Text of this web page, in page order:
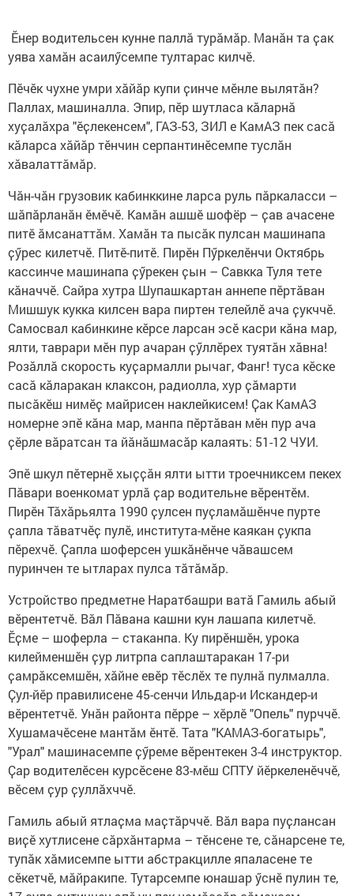
Ӗнер водительсен кунне паллӑ турӑмӑр. Манӑн та ҫак
уява хамӑн асаилӳсемпе тултарас килчӗ.
Пӗчӗк чухне умри хӑйӑр купи ҫинче мӗнле вылятӑн?
Паллах, машиналла. Эпир, пӗр шутласа кӑларнӑ
хуҫалӑхра "ӗҫлекенсем", ГАЗ-53, ЗИЛ е КамАЗ пек сасӑ
кӑларса хӑйӑр тӗнчин серпантинӗсемпе туслӑн
хӑвалаттӑмӑр.
Чӑн-чӑн грузовик кабинккине ларса руль пӑркаласси –
шӑпӑрланӑн ӗмӗчӗ. Камӑн ашшӗ шофёр – ҫав ачасене
питӗ ӑмсанаттӑм. Хамӑн та пысӑк пулсан машинапа
ҫӳрес килетчӗ. Питӗ-питӗ. Пирӗн Пӳркелӗнчи Октябрь
кассинче машинапа ҫӳрекен ҫын – Савкка Туля тете
кӑначчӗ. Сайра хутра Шупашкартан аннепе пӗртӑван
Мишшук кукка килсен вара пиртен телейлӗ ача ҫукччӗ.
Самосвал кабинкине кӗрсе ларсан эсӗ касри кӑна мар,
ялти, таврари мӗн пур ачаран ҫӳллӗрех туятӑн хӑвна!
Розӑллӑ скорость куҫармалли рычаг, Фанг! туса кӗске
сасӑ кӑларакан клаксон, радиолла, хур ҫӑмарти
пысӑкӗш нимӗҫ майрисен наклейкисем! Ҫак КамАЗ
номерне эпӗ кӑна мар, манпа пӗртӑван мӗн пур ача
ҫӗрле вӑратсан та йӑнӑшмасӑр калаять: 51-12 ЧУИ.
Эпӗ шкул пӗтернӗ хыҫҫӑн ялти ытти троечниксем пекех
Пӑвари военкомат урлӑ ҫар водительне вӗрентӗм.
Пирӗн Тӑхӑрьялта 1990 ҫулсен пуҫламӑшӗнче пурте
ҫапла тӑватчӗҫ пулӗ, института-мӗне каякан ҫукпа
пӗрехчӗ. Ҫапла шоферсен ушкӑнӗнче чӑвашсем
пуринчен те ытларах пулса тӑтӑмӑр.
Устройство предметне Наратбашри ватӑ Гамиль абый
вӗрентетчӗ. Вӑл Пӑвана кашни кун лашапа килетчӗ.
Ӗҫме – шоферла – стаканпа. Ку пирӗншӗн, урока
килейменшӗн ҫур литрпа саплаштаракан 17-ри
ҫамрӑксемшӗн, хӑйне евӗр тӗслӗх те пулнӑ пулмалла.
Ҫул-йӗр правилисене 45-сенчи Ильдар-и Искандер-и
вӗрентетчӗ. Унӑн районта пӗрре – хӗрлӗ "Опель" пурччӗ.
Хушамачӗсене мантӑм ӗнтӗ. Тата "КАМАЗ-богатырь",
"Урал" машинасемпе ҫӳреме вӗрентекен 3-4 инструктор.
Ҫар водителӗсен курсӗсене 83-мӗш СПТУ йӗркеленӗччӗ,
вӗсем ҫур ҫуллӑхччӗ.
Гамиль абый ятлаҫма маҫтӑрччӗ. Вӑл вара пуҫлансан
виҫӗ хутлисене сӑрхӑнтарма – тӗнсене те, сӑнарсене те,
тупӑк хӑмисемпе ытти абстракцилле япаласене те
сӗкетчӗ, мӑйракипе. Тутарсемпе юнашар ӳснӗ пулин те,